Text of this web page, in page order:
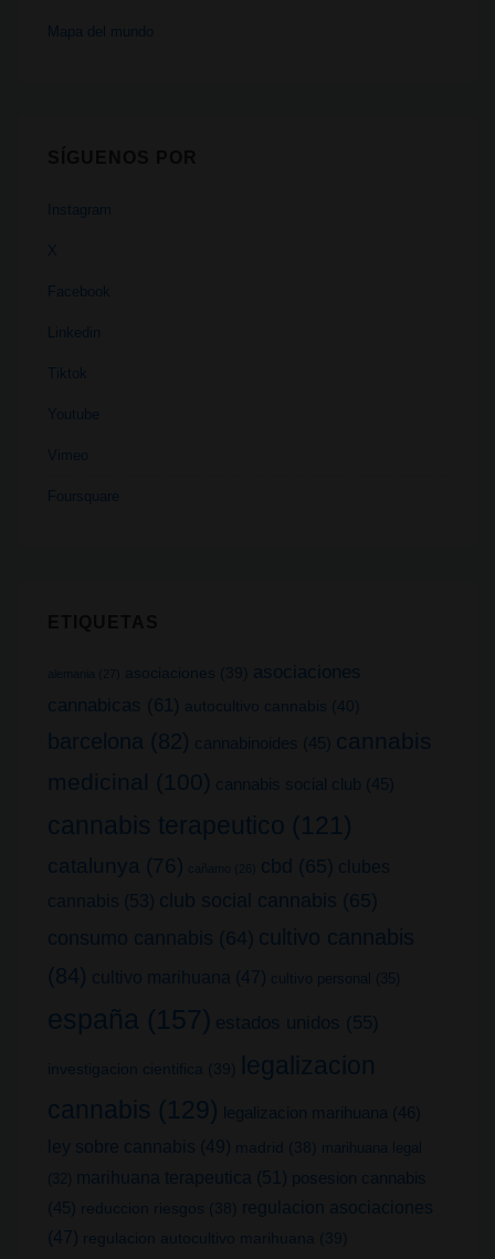
Mapa del mundo
Instagram
X
Facebook
Linkedin
Tiktok
Youtube
Vimeo
Foursquare
alemania (27) asociaciones (39)
asociaciones
cannabicas (61) autocultivo cannabis (40)
barcelona (82) cannabinoides (45) cannabis
medicinal (100) cannabis social club (45)
cannabis terapeutico (121)
catalunya (76) cañamo (26) cbd (65) clubes
cannabis (53) club social cannabis (65)
consumo cannabis (64) cultivo cannabis
(84) cultivo marihuana (47) cultivo personal (35)
españa (157) estados unidos (55)
investigacion cientifica (39)
legalizacion
cannabis (129) legalizacion marihuana (46)
ley sobre cannabis (49) madrid (38)
marihuana legal
(32)
marihuana terapeutica (51) posesion cannabis
(45) reduccion riesgos (38)
regulacion asociaciones
(47) regulacion autocultivo marihuana (39)